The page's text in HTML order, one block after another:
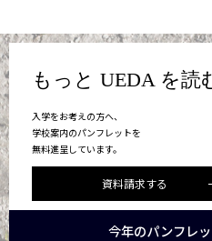
もっと UEDA を読
入学をお考えの方へ、
学校案内のパンフレットを
無料進呈しています。
資料請求する
今年のパンフレ